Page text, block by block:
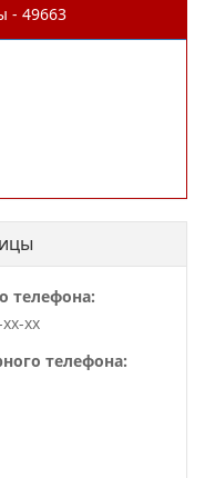
- 49663
телефона:
xx
телефона: